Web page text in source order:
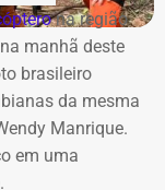
secretário
novo aditivo de
foi notificado a
as plataformas
os momentos
ao vivo.
a Band
o confronto
as propostas
na região
manhã deste
brasileiro
da mesma
Manrique.
em uma